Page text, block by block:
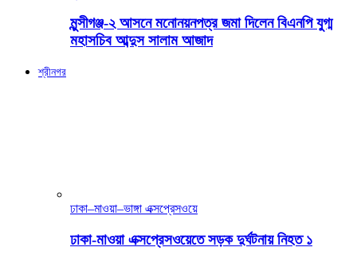
মুন্সীগঞ্জ-২ আসনে মনোনয়নপত্র জমা দিলেন বিএনপি যুগ্ম
মহাসচিব আব্দুস সালাম আজাদ
শ্রীনগর
ঢাকা–মাওয়া–ভাঙ্গা এক্সপ্রেসওয়ে
ঢাকা-মাওয়া এক্সপ্রেসওয়েতে সড়ক দুর্ঘটনায় নিহত ১